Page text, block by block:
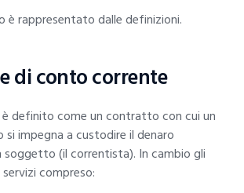
è rappresentato dalle definizioni.
di conto corrente
definito come un contratto con cui un
impegna a custodire il denaro
(il correntista). In cambio gli
compreso: